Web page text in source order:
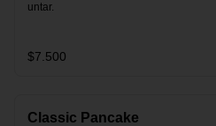
untar.
$7.500
Classic Pancake